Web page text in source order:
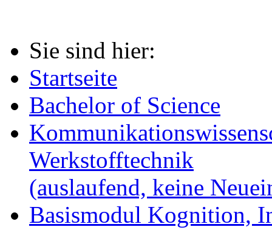
Sie sind hier:
Startseite
Bachelor of Science
Werkstofftechnik
(auslaufend, keine
Basismodul Kognition,